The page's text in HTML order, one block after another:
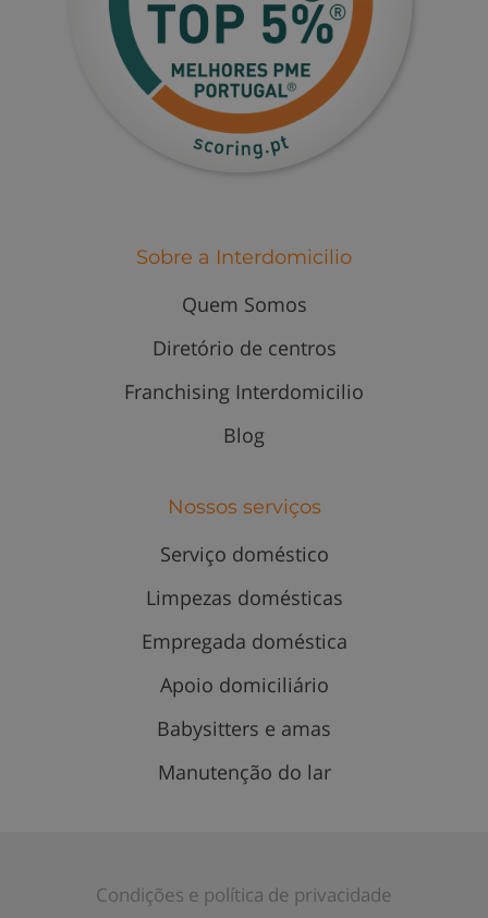
Sobre a Interdomicilio
Quem Somos
Diretório de centros
Franchising Interdomicilio
Blog
Nossos serviços
Serviço doméstico
Limpezas domésticas
Empregada doméstica
Apoio domiciliário
Babysitters e amas
Manutenção do lar
Condições e política de privacidade